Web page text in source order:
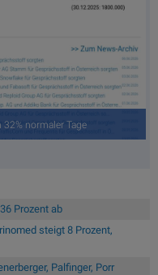
32% normaler Tage
Prozent ab
steigt 8 Prozent,
Palfinger, Porr